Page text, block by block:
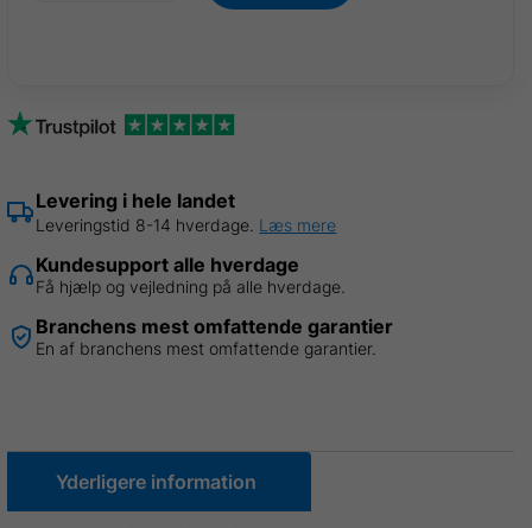
1,1
L
2,93
meter.
antal
Levering i hele landet
Leveringstid 8-14 hverdage. Læs mere
Kundesupport alle hverdage
Få hjælp og vejledning på alle hverdage.
Branchens mest omfattende garantier
En af branchens mest omfattende garantier.
Yderligere information